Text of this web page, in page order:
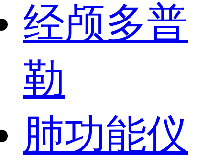
经颅多普
勒
肺功能仪